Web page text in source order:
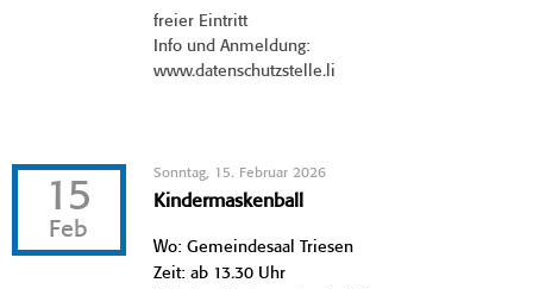
freier Eintritt
Info und Anmeldung:
www.datenschutzstelle.li
15
Feb
Sonntag, 15. Februar 2026
Kindermaskenball
Wo: Gemeindesaal Triesen
Zeit: ab 13.30 Uhr